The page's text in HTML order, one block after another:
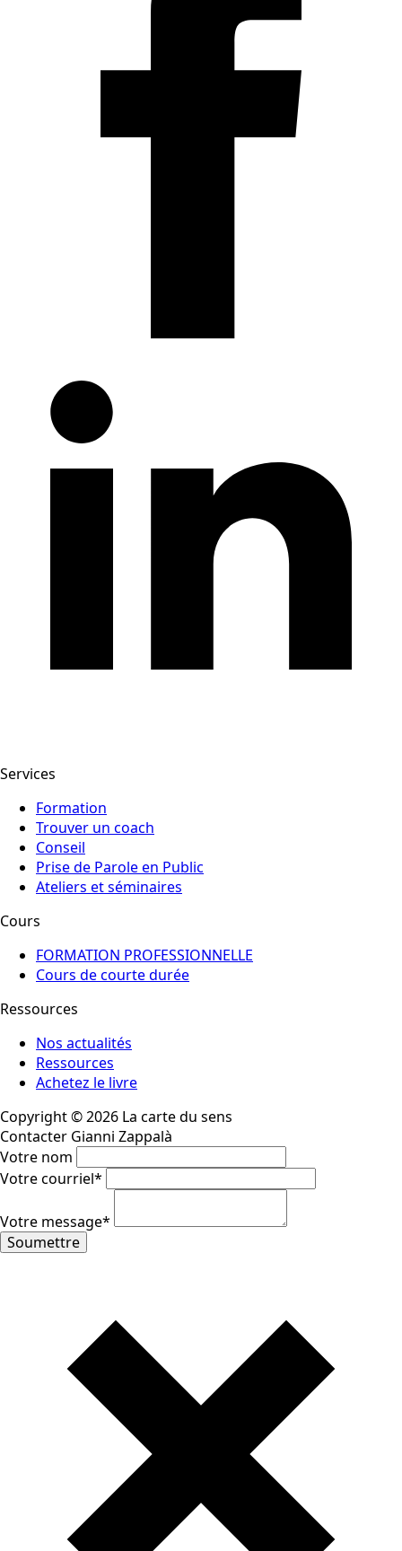
Services
Formation
Trouver un coach
Conseil
Prise de Parole en Public
Ateliers et séminaires
Cours
FORMATION PROFESSIONNELLE
Cours de courte durée
Ressources
Nos actualités
Ressources
Achetez le livre
Copyright © 2026 La carte du sens
Contacter Gianni Zappalà
Votre nom
Votre courriel*
Votre message*
Soumettre